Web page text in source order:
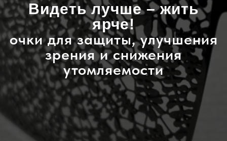
Видеть лучше – жить
ярче!
очки для защиты, улучшения
зрения и снижения
утомляемости